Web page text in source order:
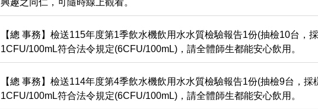
興趣之同仁，可隨時線上觀看。
【總 事務】檢送115年度第1季飲水機飲用水水質檢驗報告1份(抽檢10台
1CFU/100mL符合法令規定(6CFU/100mL)，請全體師生都能安心飲用。
【總 事務】檢送114年度第4季飲水機飲用水水質檢驗報告1份(抽檢9台，
1CFU/100mL符合法令規定(6CFU/100mL)，請全體師生都能安心飲用。